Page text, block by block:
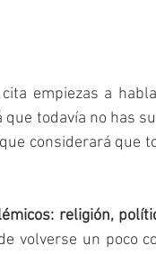
empiezas a
todavía no has
considerará que
religión,
volverse un poco